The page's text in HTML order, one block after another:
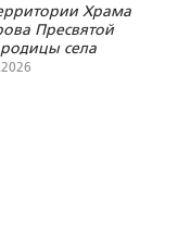
Храма
Пресвятой
села
Ивнянского
Украины